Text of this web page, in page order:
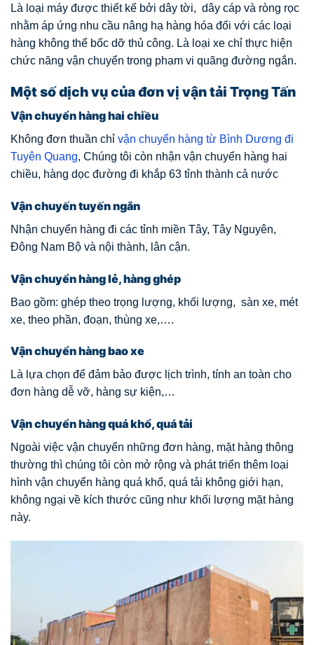
Là loại máy được thiết kế bởi dây tời, dây cáp và ròng rọc
nhằm áp ứng nhu cầu nâng hạ hàng hóa đối với các loại
hàng không thể bốc dỡ thủ công. Là loại xe chỉ thực hiện
chức năng vận chuyển trong phạm vi quãng đường ngắn.
Một số dịch vụ của đơn vị vận tải Trọng Tấn
Vận chuyển hàng hai chiều
Không đơn thuần chỉ vận chuyển hàng từ Bình Dương đi
Tuyên Quang, Chúng tôi còn nhận vận chuyển hàng hai
chiều, hàng dọc đường đi khắp 63 tỉnh thành cả nước
Vận chuyến tuyến ngắn
Nhận chuyển hàng đi các tỉnh miền Tây, Tây Nguyên,
Đông Nam Bộ và nội thành, lân cận.
Vận chuyển hàng lẻ, hàng ghép
Bao gồm: ghép theo trọng lượng, khối lượng, sàn xe, mét
xe, theo phần, đoạn, thùng xe,….
Vận chuyển hàng bao xe
Là lựa chọn để đảm bảo được lịch trình, tính an toàn cho
đơn hàng dễ vỡ, hàng sự kiện,…
Vận chuyển hàng quá khổ, quá tải
Ngoài việc vận chuyển những đơn hàng, mặt hàng thông
thường thì chúng tôi còn mở rộng và phát triển thêm loại
hình vận chuyển hàng quá khổ, quá tải không giới hạn,
không ngại về kích thước cũng như khối lượng mặt hàng
này.